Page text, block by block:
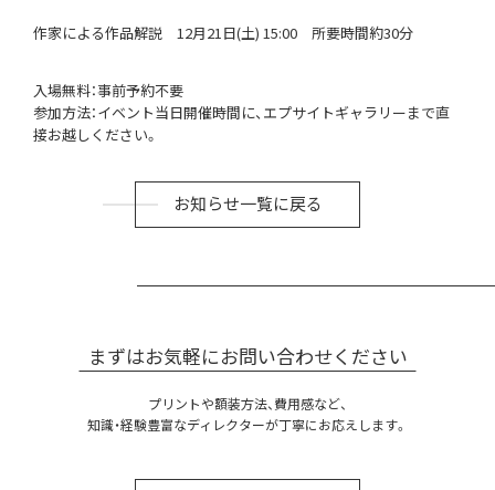
作家による作品解説 12月21日(土) 15:00 所要時間約30分
入場無料：事前予約不要
参加方法：イベント当日開催時間に、エプサイトギャラリーまで直
接お越しください。
お知らせ一覧に戻る
まずはお気軽にお問い合わせください
プリントや額装方法、費用感など、
知識・経験豊富なディレクターが丁寧にお応えします。